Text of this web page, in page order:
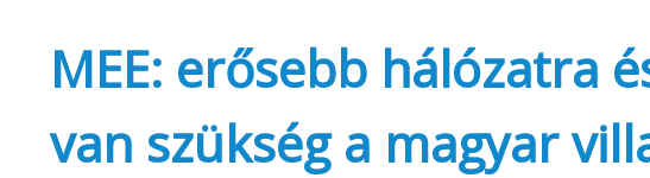
MEE: erősebb hálózatra
van szükség a magyar